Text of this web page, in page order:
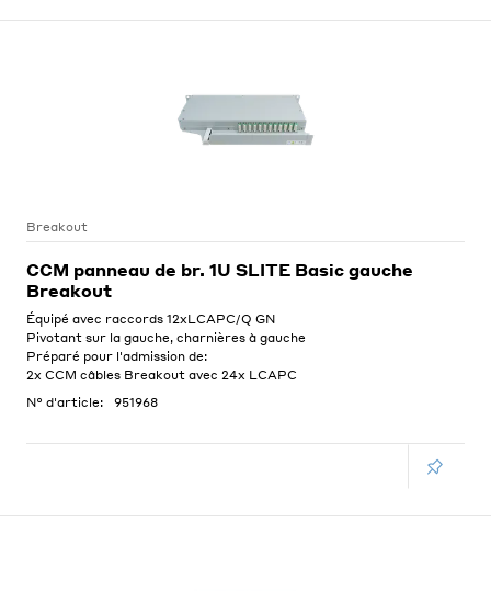
Breakout
CCM panneau de br. 1U SLITE Basic gauche
Breakout
Équipé avec raccords 12xLCAPC/Q GN
Pivotant sur la gauche, charnières à gauche
Préparé pour l'admission de:
2x CCM câbles Breakout avec 24x LCAPC
N° d'article:
951968